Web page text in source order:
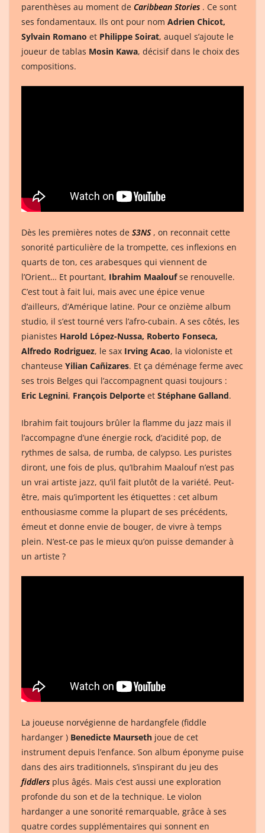
parenthèses au moment de Caribbean Stories . Ce sont
ses fondamentaux. Ils ont pour nom Adrien Chicot,
Sylvain Romano et Philippe Soirat, auquel s’ajoute le
joueur de tablas Mosin Kawa, décisif dans le choix des
compositions.
Dès les premières notes de S3NS, on reconnait cette
sonorité particulière de la trompette, ces inflexions en
quarts de ton, ces arabesques qui viennent de
l’Orient… Et pourtant, Ibrahim Maaloufse renouvelle.
C’est tout à fait lui, mais avec une épice venue
d’ailleurs, d’Amérique latine. Pour ce onzième album
studio, il s’est tourné vers l’afro-cubain. A ses côtés, les
pianistes Harold López-Nussa, Roberto Fonseca,
Alfredo Rodriguez, le sax Irving Acao, la violoniste et
chanteuse Yilian Cañizares. Et ça déménage ferme avec
ses trois Belges qui l’accompagnent quasi toujours :
Eric Legnini, François Delporte et Stéphane Galland.
Ibrahim fait toujours brûler la flamme du jazz mais il
l’accompagne d’une énergie rock, d’acidité pop, de
rythmes de salsa, de rumba, de calypso. Les puristes
diront, une fois de plus, qu’Ibrahim Maalouf n’est pas
un vrai artiste jazz, qu’il fait plutôt de la variété. Peut-
être, mais qu’importent les étiquettes : cet album
enthousiasme comme la plupart de ses précédents,
émeut et donne envie de bouger, de vivre à temps
plein. N’est-ce pas le mieux qu’on puisse demander à
un artiste ?
La joueuse norvégienne de hardangfele (fiddle
hardanger ) Benedicte Maurseth joue de cet
instrument depuis l’enfance. Son album éponyme puise
dans des airs traditionnels, s’inspirant du jeu des
fiddlers plus âgés. Mais c’est aussi une exploration
profonde du son et de la technique. Le violon
hardanger a une sonorité remarquable, grâce à ses
quatre cordes supplémentaires qui sonnent en